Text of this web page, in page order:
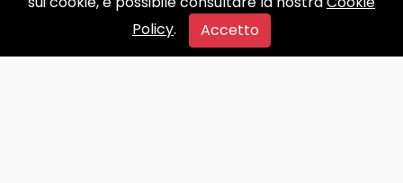
Policy. Accetto